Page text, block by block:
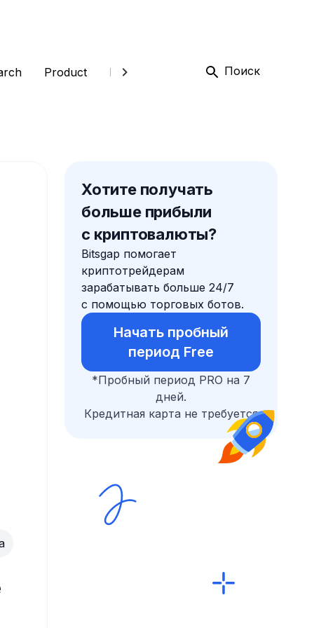
Product Глоссарий Трейдинг
Поиск
Хотите получать
больше прибыли
с криптовалюты?
Bitsgap помогает
криптотрейдерам
зарабатывать больше 24/7
с помощью торговых ботов.
Начать пробный
период Free
*Пробный период PRO на 7
дней.
Кредитная карта не требуется